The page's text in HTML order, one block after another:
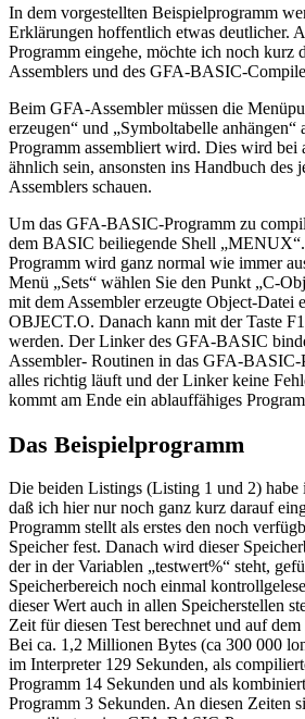
In dem vorgestellten Beispielprogramm
Erklärungen hoffentlich etwas deutlicher.
Programm eingehe, möchte ich noch kurz
Assemblers und des GFA-BASIC-
Beim GFA-Assembler müssen die
erzeugen“ und „Symboltabelle anhängen“
Programm assembliert wird. Dies wird bei
ähnlich sein, ansonsten ins Handbuch des
Assemblers schauen.
Um das GFA-BASIC-Programm zu
dem BASIC beiliegende Shell
Programm wird ganz normal wie immer
Menü „Sets“ wählen Sie den Punkt „C-
mit dem Assembler erzeugte Object-Datei
OBJECT.O. Danach kann mit der Taste
werden. Der Linker des GFA-BASIC
Assembler- Routinen in das GFA-BASIC-
alles richtig läuft und der Linker keine
kommt am Ende ein ablauffähiges
Das Beispielprogramm
Die beiden Listings (Listing 1 und 2) habe
daß ich hier nur noch ganz kurz darauf
Programm stellt als erstes den noch
Speicher fest. Danach wird dieser
der in der Variablen „testwert%“ steht,
Speicherbereich noch einmal
dieser Wert auch in allen Speicherstellen
Zeit für diesen Test berechnet und auf
Bei ca. 1,2 Millionen Bytes (ca 300 000
im Interpreter 129 Sekunden, als
Programm 14 Sekunden und als
Programm 3 Sekunden. An diesen Zeiten